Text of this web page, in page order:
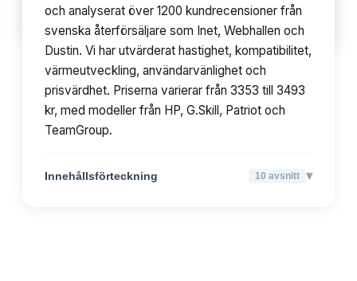
Innehållsförteckning 10avsnitt
och analyserat över 1200 kundrecensioner från
svenska återförsäljare som Inet, Webhallen och
Dustin. Vi har utvärderat hastighet, kompatibilitet,
värmeutveckling, användarvänlighet och
prisvärdhet. Priserna varierar från 3353 till 3493
kr, med modeller från HP, G.Skill, Patriot och
TeamGroup.
Innehållsförteckning 10 avsnitt ▾